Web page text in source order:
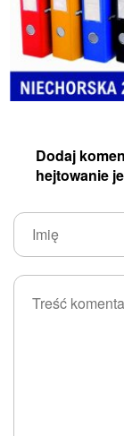
Dodaj
hejtowanie